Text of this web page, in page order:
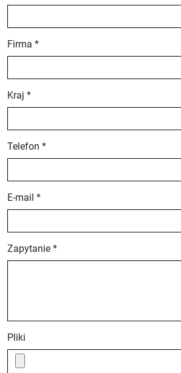
Firma *
Kraj *
Telefon *
E-mail *
Zapytanie *
Pliki